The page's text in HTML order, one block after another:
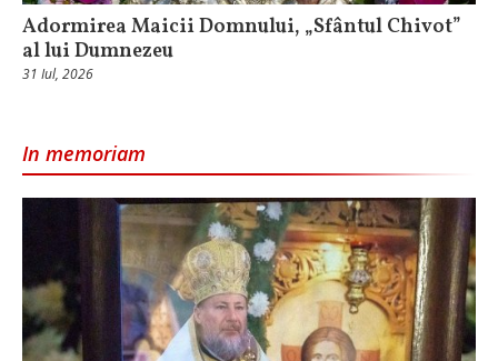
Adormirea Maicii Domnului, „Sfântul Chivot”
al lui Dumnezeu
31 Iul, 2026
In memoriam